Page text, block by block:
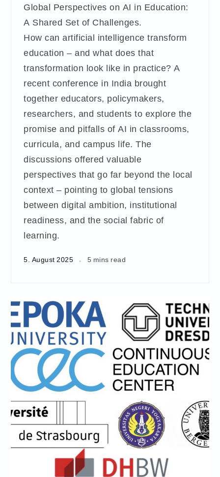
Global Perspectives on AI in Education:
A Shared Set of Challenges.
How can artificial intelligence transform
education – and what does that
transformation look like in practice? A
recent conference in India brought
together educators, policymakers,
researchers, and students to explore the
promise and pitfalls of AI in classrooms,
curricula, and campus life. The
discussions offered valuable
perspectives that go far beyond the local
context – pointing to global tensions
between digital ambition, institutional
readiness, and the social fabric of
learning.
5. August 2025 5 mins read